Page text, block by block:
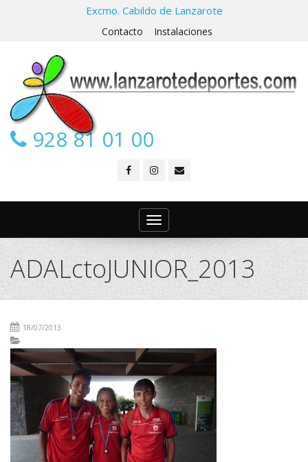
Excmo. Cabildo de Lanzarote
Contacto Instalaciones
928 81 01 00
Toggle
navigation
ADALctoJUNIOR_2013
18/07/2013